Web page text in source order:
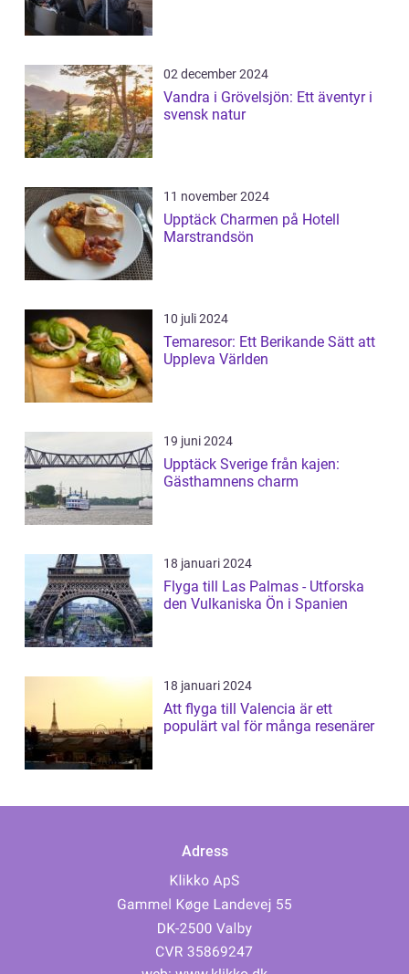
02 december 2024
Vandra i Grövelsjön: Ett äventyr i
svensk natur
11 november 2024
Upptäck Charmen på Hotell
Marstrandsön
10 juli 2024
Temaresor: Ett Berikande Sätt att
Uppleva Världen
19 juni 2024
Upptäck Sverige från kajen:
Gästhamnens charm
18 januari 2024
Flyga till Las Palmas - Utforska
den Vulkaniska Ön i Spanien
18 januari 2024
Att flyga till Valencia är ett
populärt val för många resenärer
Adress